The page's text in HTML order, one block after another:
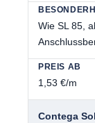
Wie SL 85,
1,53 €/m
Contega